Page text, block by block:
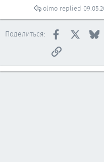
olmo
Поделиться: Facebook
Ссылка